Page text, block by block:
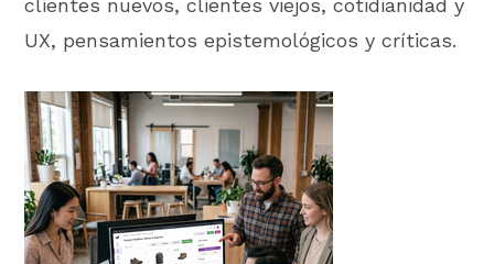
clientes nuevos, clientes viejos, cotidianidad y
UX, pensamientos epistemológicos y críticas.